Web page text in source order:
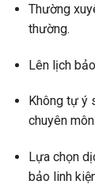
Thường
thường.
Lên lịch
Không tự ý
chuyên môn.
Lựa chọn
bảo linh